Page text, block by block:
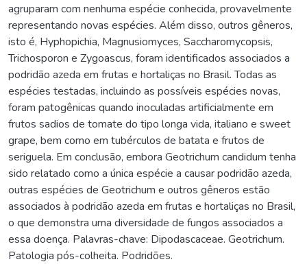
agruparam com nenhuma espécie conhecida, provavelmente
representando novas espécies. Além disso, outros gêneros,
isto é, Hyphopichia, Magnusiomyces, Saccharomycopsis,
Trichosporon e Zygoascus, foram identificados associados a
podridão azeda em frutas e hortaliças no Brasil. Todas as
espécies testadas, incluindo as possíveis espécies novas,
foram patogênicas quando inoculadas artificialmente em
frutos sadios de tomate do tipo longa vida, italiano e sweet
grape, bem como em tubérculos de batata e frutos de
seriguela. Em conclusão, embora Geotrichum candidum tenha
sido relatado como a única espécie a causar podridão azeda,
outras espécies de Geotrichum e outros gêneros estão
associados à podridão azeda em frutas e hortaliças no Brasil,
o que demonstra uma diversidade de fungos associados a
essa doença. Palavras-chave: Dipodascaceae. Geotrichum.
Patologia pós-colheita. Podridões.